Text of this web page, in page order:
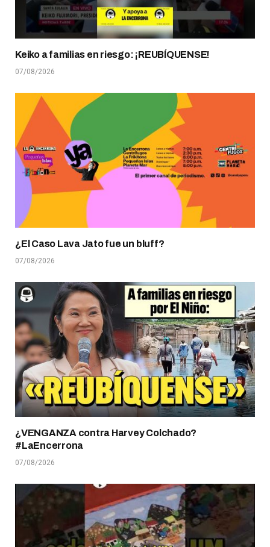
Keiko a familias en riesgo: ¡REUBÍQUENSE!
07/08/2026
¿El Caso Lava Jato fue un bluff?
07/08/2026
¿VENGANZA contra Harvey Colchado?
#LaEncerrona
07/08/2026